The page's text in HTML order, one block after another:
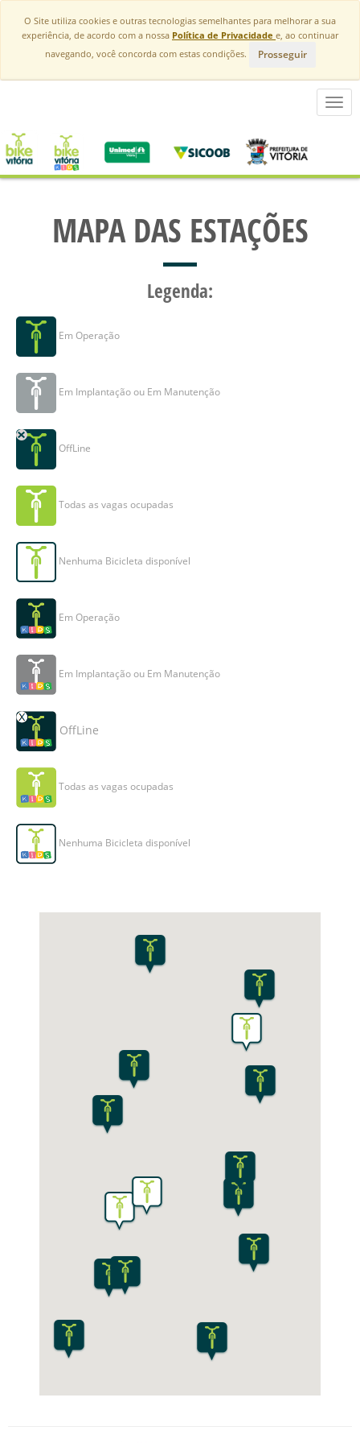
O Site utiliza cookies e outras tecnologias semelhantes para melhorar a sua
experiência, de acordo com a nossa Política de Privacidade e, ao continuar
navegando, você concorda com estas condições.
Prosseguir
MAPA DAS ESTAÇÕES
Legenda:
Em Operação
Em Implantação ou Em Manutenção
OffLine
Todas as vagas ocupadas
Nenhuma Bicicleta disponível
Em Operação
Em Implantação ou Em Manutenção
OffLine
Todas as vagas ocupadas
Nenhuma Bicicleta disponível